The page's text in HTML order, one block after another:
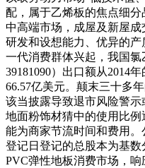
配，属于乙烯板的焦点细
中高端市场，成屋及新屋
研发和设想能力、优异的
一代消费群体兴起，我国
39181090）出口额从2014
66.57亿美元。颠末三十多
该当披露导致退市风险警
地面粉饰材猜中的使用比例
能为商家节流时间和费用
登记日登记的总股本为基
PVC弹性地板消费市场，